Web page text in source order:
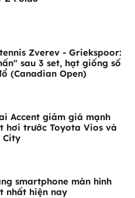
Zverev - Griekspoor:
sau 3 set, hạt giống số
(Canadian Open)
Accent giảm giá mạnh
hơi trước Toyota Vios và
City
smartphone màn hình
nhất hiện nay